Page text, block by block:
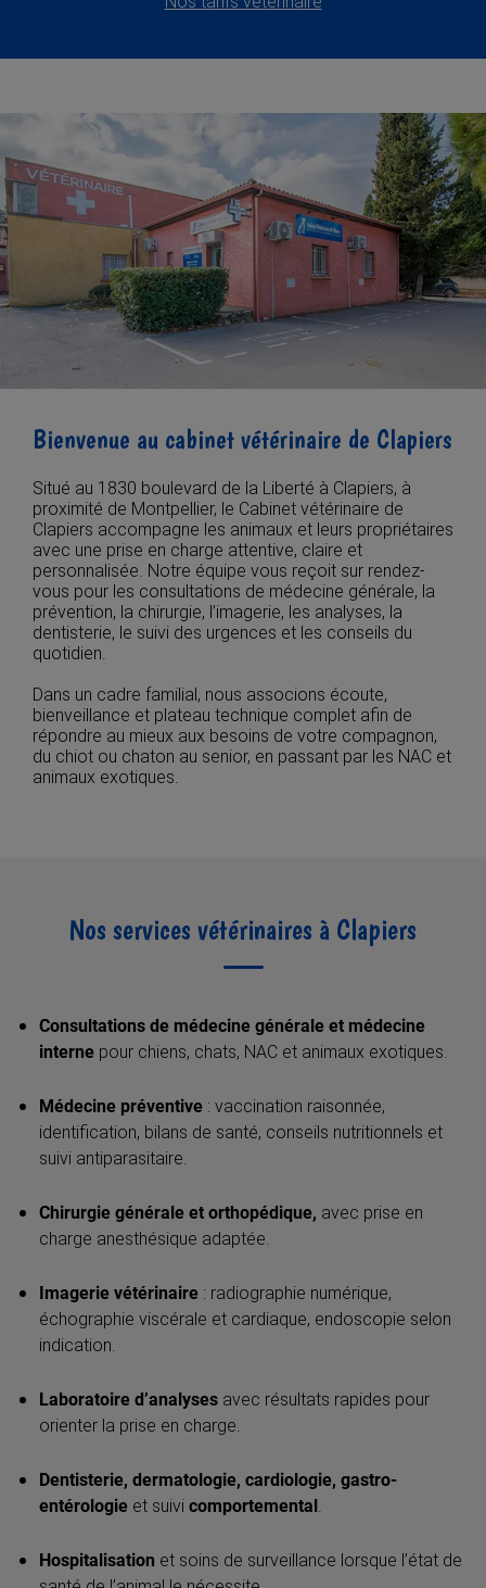
Bienvenue au cabinet vétérinaire de Clapiers
Situé au 1830 boulevard de la Liberté à Clapiers, à
proximité de Montpellier, le Cabinet vétérinaire de
Clapiers accompagne les animaux et leurs propriétaires
avec une prise en charge attentive, claire et
personnalisée. Notre équipe vous reçoit sur rendez-
vous pour les consultations de médecine générale, la
prévention, la chirurgie, l’imagerie, les analyses, la
dentisterie, le suivi des urgences et les conseils du
quotidien.
Dans un cadre familial, nous associons écoute,
bienveillance et plateau technique complet afin de
répondre au mieux aux besoins de votre compagnon,
du chiot ou chaton au senior, en passant par les NAC et
animaux exotiques.
Nos services vétérinaires à Clapiers
Consultations de médecine générale et médecine
interne pour chiens, chats, NAC et animaux exotiques.
Médecine préventive : vaccination raisonnée,
identification, bilans de santé, conseils nutritionnels et
suivi antiparasitaire.
Chirurgie générale et orthopédique, avec prise en
charge anesthésique adaptée.
Imagerie vétérinaire : radiographie numérique,
échographie viscérale et cardiaque, endoscopie selon
indication.
Laboratoire d’analyses avec résultats rapides pour
orienter la prise en charge.
Dentisterie, dermatologie, cardiologie, gastro-
entérologie et suivicomportemental
Hospitalisation et soins de surveillance lorsque l’état de